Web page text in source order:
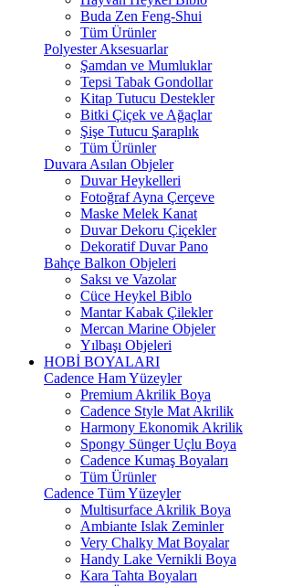
Buda Zen Feng-Shui
Tüm Ürünler
Polyester Aksesuarlar
Şamdan ve Mumluklar
Tepsi Tabak Gondollar
Kitap Tutucu Destekler
Bitki Çiçek ve Ağaçlar
Şişe Tutucu Şaraplık
Tüm Ürünler
Duvara Asılan Objeler
Duvar Heykelleri
Fotoğraf Ayna Çerçeve
Maske Melek Kanat
Duvar Dekoru Çiçekler
Dekoratif Duvar Pano
Bahçe Balkon Objeleri
Saksı ve Vazolar
Cüce Heykel Biblo
Mantar Kabak Çilekler
Mercan Marine Objeler
Yılbaşı Objeleri
HOBİ BOYALARI
Cadence Ham Yüzeyler
Premium Akrilik Boya
Cadence Style Mat Akrilik
Harmony Ekonomik Akrilik
Spongy Sünger Uçlu Boya
Cadence Kumaş Boyaları
Tüm Ürünler
Cadence Tüm Yüzeyler
Multisurface Akrilik Boya
Ambiante Islak Zeminler
Very Chalky Mat Boyalar
Handy Lake Vernikli Boya
Kara Tahta Boyaları